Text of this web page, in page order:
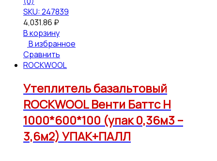
SKU: 247839
4,031.86 ₽
В корзину
В избранное
Сравнить
ROCKWOOL
Утеплитель базальтовый
ROCKWOOL Венти Баттс Н
1000*600*100 (упак 0,36м3 –
3,6м2) УПАК+ПАЛЛ